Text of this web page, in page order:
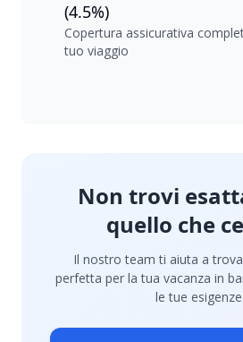
(4.5%)
Copertura assicurativa
tuo viaggio
Non trovi
quello che
Il nostro team ti aiuta a
perfetta per la tua vacanza in
le tue esigenze.